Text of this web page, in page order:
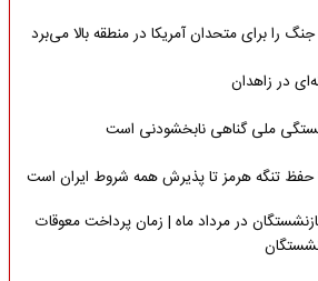
را برای متحدان آمریکا در منطقه بالا می‌برد
در زاهدان
ملی گناهی نابخشودنی است
حفظ تنگه هرمز تا پذیرش همه شروط ایران است
در مرداد ماه | زمان پرداخت معوقات